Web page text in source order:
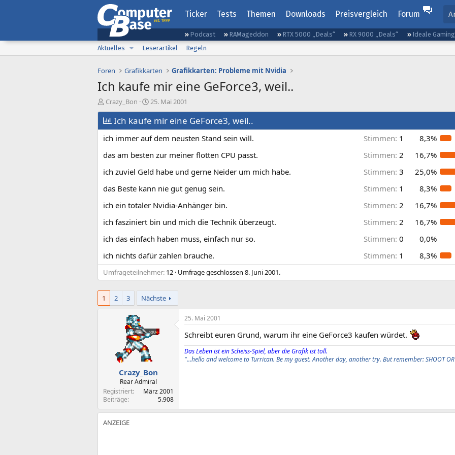
Ticker Tests Themen Downloads Preisvergleich Forum
Podcast RAMageddon RTX 5000 „Deals“ RX 9000 „Deals“ Ideale
Aktuelles
Leserartikel Regeln
Foren Grafikkarten Grafikkarten: Probleme mit Nvidia
Ich kaufe mir eine GeForce3, weil..
E
r
s
t
e
l
r
Crazy_Bon
E
r
s
t
e
l
a
25. Mai 2001
Ich kaufe mir eine GeForce3, weil..
ich immer auf dem neusten Stand sein will. Stimmen: 1
8,3%
das am besten zur meiner flotten CPU passt.
Stimmen: 2
16,7%
ich zuviel Geld habe und gerne Neider um mich habe.
Stimmen: 3
25,0%
das Beste kann nie gut genug sein.
Stimmen: 1
8,3%
ich ein totaler Nvidia-Anhänger bin.
Stimmen: 2
16,7%
ich fasziniert bin und mich die Technik überzeugt.
Stimmen: 2
16,7%
ich das einfach haben muss, einfach nur so.
Stimmen: 0
0,0%
ich nichts dafür zahlen brauche.
Stimmen: 1 8,3%
Umfrageteilnehmer 12 Umfrage geschlossen 8. Juni 2001.
1 2 3 Nächste
Crazy_Bon
Rear Admiral
Registriert
März 2001
Beiträge
5.908
25. Mai 2001
Schreibt euren Grund, warum ihr eine GeForce3 kaufen würdet.
Das Leben ist ein Scheiss-Spiel, aber die Grafik ist toll.
"...hello and welcome to Turrican. Be my guest. Another day, another try. But remember: SHOOT